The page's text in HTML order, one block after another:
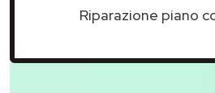
Riparazione piano